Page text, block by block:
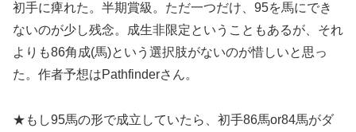
初手に痺れた。半期賞級。ただ一つだけ、95を馬にでき
ないのが少し残念。成生非限定ということもあるが、それ
よりも86角成(馬)という選択肢がないのが惜しいと思っ
た。作者予想はPathfinderさん。
★もし95馬の形で成立していたら、初手86馬or84馬がダ